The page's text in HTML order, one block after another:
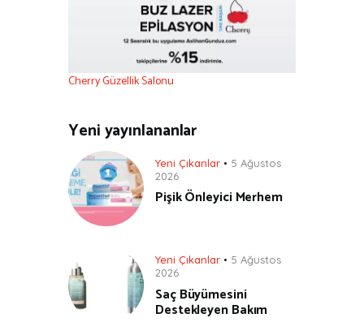
Cherry Güzellik Salonu
Yeni yayınlananlar
Yeni Çıkanlar
5 Ağustos
2026
Pişik Önleyici Merhem
Yeni Çıkanlar
5 Ağustos
2026
Saç Büyümesini
Destekleyen Bakım